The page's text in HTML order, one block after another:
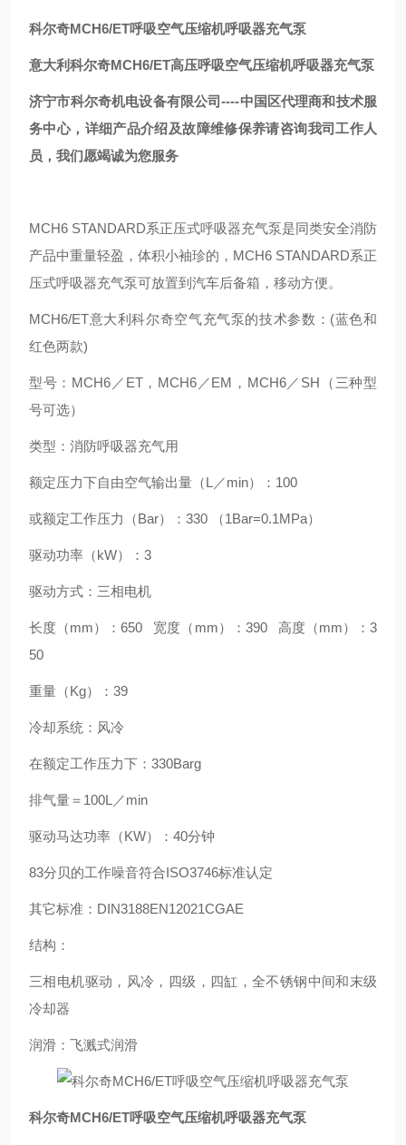
科尔奇MCH6/ET呼吸空气压缩机呼吸器充气泵
意大利科尔奇MCH6/ET高压呼吸空气压缩机呼吸器充气泵
济宁市科尔奇机电设备有限公司----中国区代理商和技术服
务中心，详细产品介绍及故障维修保养请咨询我司工作人
员，我们愿竭诚为您服务
MCH6 STANDARD系正压式呼吸器充气泵是同类安全消防
产品中重量轻盈，体积小袖珍的，MCH6 STANDARD系正
压式呼吸器充气泵可放置到汽车后备箱，移动方便。
MCH6/ET意大利科尔奇空气充气泵的技术参数：(蓝色和
红色两款)
型号：MCH6／ET，MCH6／EM，MCH6／SH（三种型
号可选）
类型：消防呼吸器充气用
额定压力下自由空气输出量（L／min）：100
或额定工作压力（Bar）：330 （1Bar=0.1MPa）
驱动功率（kW）：3
驱动方式：三相电机
长度（mm）：650 宽度（mm）：390 高度（mm）：3
50
重量（Kg）：39
冷却系统：风冷
在额定工作压力下：330Barg
排气量＝100L／min
驱动马达功率（KW）：40分钟
83分贝的工作噪音符合ISO3746标准认定
其它标准：DIN3188EN12021CGAE
结构：
三相电机驱动，风冷，四级，四缸，全不锈钢中间和末级
冷却器
润滑：飞溅式润滑
科尔奇MCH6/ET呼吸空气压缩机呼吸器充气泵